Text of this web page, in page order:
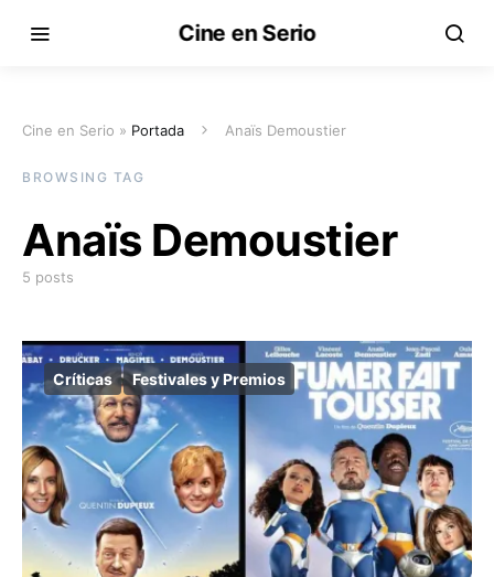
Cine en Serio
Cine en Serio » Portada Anaïs Demoustier
BROWSING TAG
Anaïs Demoustier
5 posts
Críticas Festivales y Premios